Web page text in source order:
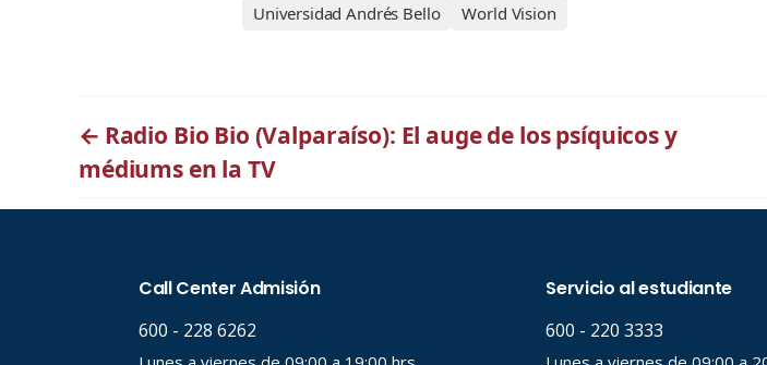
Universidad Andrés Bello
World Vision
← Radio Bio Bio (Valparaíso): El auge de los psíquicos y
médiums en la TV